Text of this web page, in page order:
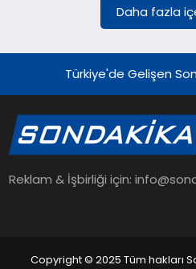
EKONOMI
EĞITIM
OTOMOBIL
Daha fazla
Türkiye'de Gelişen
Reklam & İşbirliği için:
Copyright © 2025 Tüm hakları